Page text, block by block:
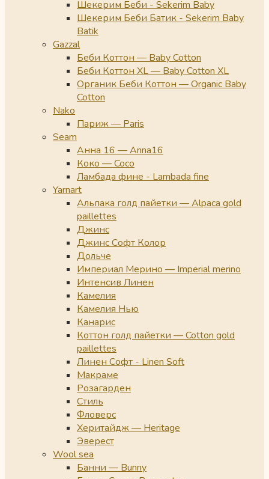
Шекерим Беби - Sekerim Baby
Шекерим Беби Батик - Sekerim Baby
Batik
Gazzal
Беби Коттон — Baby Cotton
Беби Коттон XL — Baby Cotton XL
Органик Беби Коттон — Organic Baby
Cotton
Nako
Париж — Paris
Seam
Анна 16 — Anna16
Коко — Coco
Ламбада фине - Lambada fine
Yarnart
Альпака голд пайетки — Alpaca gold
paillettes
Джинс
Джинс Софт Колор
Дольче
Империал Мерино — Imperial merino
Интенсив Линен
Камелия
Камелия Нью
Канарис
Коттон голд пайетки — Cotton gold
paillettes
Линен Софт - Linen Soft
Макраме
Розагарден
Стиль
Фловерс
Херитайдж — Heritage
Эверест
Wool sea
Банни — Bunny